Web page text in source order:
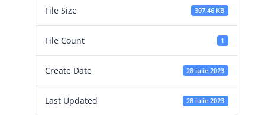
File Size 397.46 KB
File Count 1
Create Date 28 iulie 2023
Last Updated 28 iulie 2023